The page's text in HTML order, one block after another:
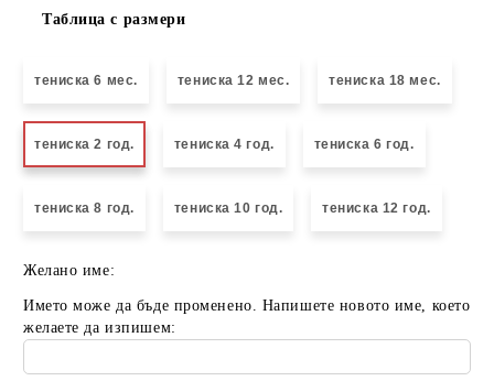
Таблица с размери
тениска 6 мес. тениска 12 мес. тениска 18 мес.
тениска 2 год. тениска 4 год. тениска 6 год.
тениска 8 год. тениска 10 год. тениска 12 год.
Желано име:
Името може да бъде променено. Напишете новото име, което
желаете да изпишем: